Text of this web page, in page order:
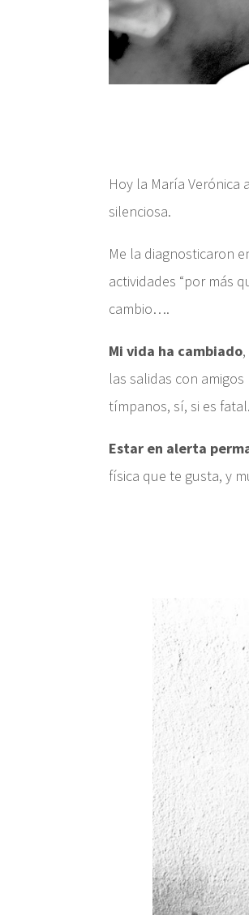
Hoy la María
silenciosa.
Me la diagnosticaron
actividades “por más
cambio….
Mi vida ha cambiado
las salidas con
tímpanos, sí, si es fatal.
Estar en alerta
física que te gusta, y